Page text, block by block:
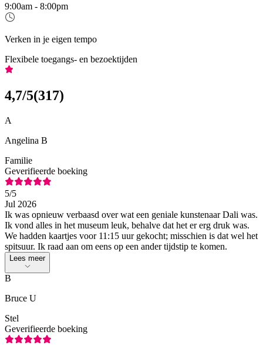
9:00am - 8:00pm
Verken in je eigen tempo
Flexibele toegangs- en bezoektijden
4,7/5(317)
A
Angelina B
Familie
Geverifieerde boeking
5/5
Jul 2026
Ik was opnieuw verbaasd over wat een geniale kunstenaar Dali was.
Ik vond alles in het museum leuk, behalve dat het er erg druk was.
We hadden kaartjes voor 11:15 uur gekocht; misschien is dat wel het
spitsuur. Ik raad aan om eens op een ander tijdstip te komen.
Lees meer
B
Bruce U
Stel
Geverifieerde boeking